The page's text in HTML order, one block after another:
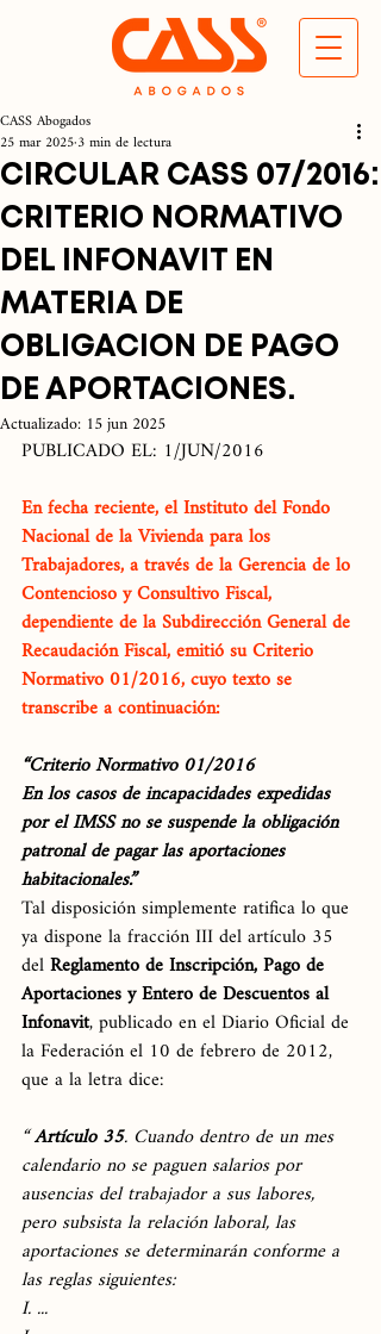
CIRCULAR CASS 07/2016:
CRITERIO NORMATIVO
DEL INFONAVIT EN
MATERIA DE
OBLIGACION DE PAGO
DE APORTACIONES.
CASS Abogados
25 mar 20253 min de lectura
Actualizado: 15 jun 2025
PUBLICADO EL: 1/JUN/2016
En fecha reciente, el Instituto del Fondo
Nacional de la Vivienda para los
Trabajadores, a través de la Gerencia de lo
Contencioso y Consultivo Fiscal,
dependiente de la Subdirección General de
Recaudación Fiscal, emitió su Criterio
Normativo 01/2016, cuyo texto se
transcribe a continuación:
“Criterio Normativo 01/2016
En los casos de incapacidades expedidas
por el IMSS no se suspende la obligación
patronal de pagar las aportaciones
habitacionales.”
Tal disposición simplemente ratifica lo que
ya dispone la fracción III del artículo 35
del Reglamento de Inscripción, Pago de
Aportaciones y Entero de Descuentos al
Infonavit, publicado en el Diario Oficial de
la Federación el 10 de febrero de 2012,
que a la letra dice:
“ Artículo 35. Cuando dentro de un mes
calendario no se paguen salarios por
ausencias del trabajador a sus labores,
pero subsista la relación laboral, las
aportaciones se determinarán conforme a
las reglas siguientes:
I. ...